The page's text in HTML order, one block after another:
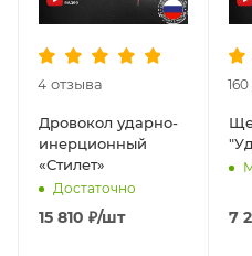
4 отзыва
Дровокол ударно-
инерционный
«Стилет»
Достаточно
15 810 ₽/шт
160
7